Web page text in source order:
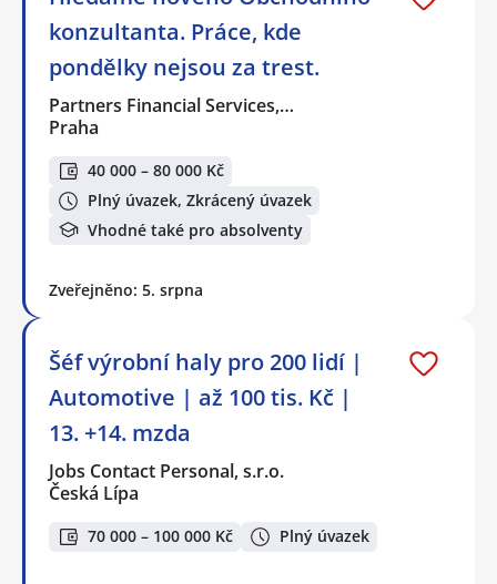
konzultanta. Práce, kde
pondělky nejsou za trest.
Partners Financial Services,…
Praha
40 000 – 80 000 Kč
Plný úvazek, Zkrácený úvazek
Vhodné také pro absolventy
Zveřejněno: 5. srpna
Šéf výrobní haly pro 200 lidí |
Automotive | až 100 tis. Kč |
13. +14. mzda
Jobs Contact Personal, s.r.o.
Česká Lípa
70 000 – 100 000 Kč Plný úvazek